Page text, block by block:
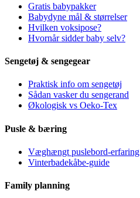
Gratis babypakker
Babydyne mål & størrelser
Hvilken voksipose?
Hvornår sidder baby selv?
Sengetøj & sengegear
Praktisk info om sengetøj
Sådan vasker du sengerand
Økologisk vs Oeko-Tex
Pusle & bæring
Væghængt puslebord-erfaring
Vinterbadekåbe-guide
Family planning